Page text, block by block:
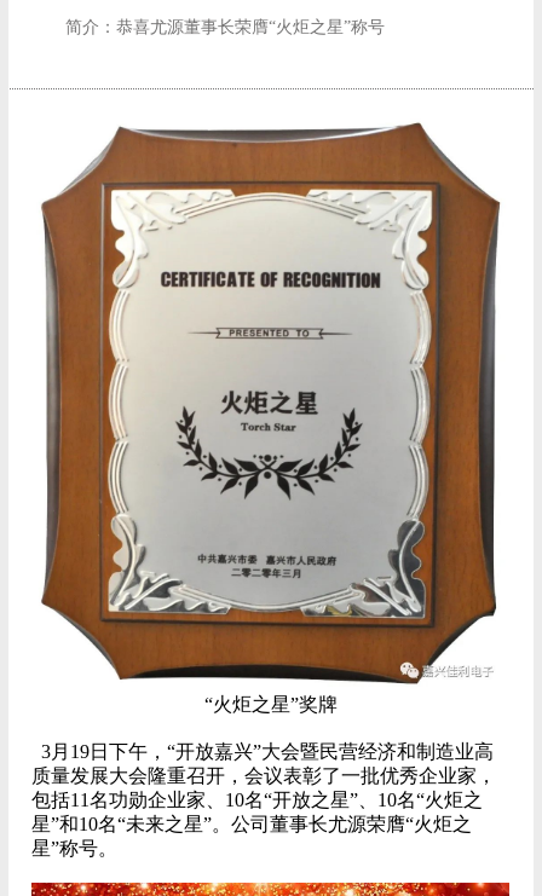
简介： 恭喜尤源董事长荣膺“火炬之星”称号
“火炬之星”奖牌
3月19日下午，“开放嘉兴”大会暨民营经济和制造业高
质量发展大会隆重召开，会议表彰了一批优秀企业家，
包括11名功勋企业家、10名“开放之星”、10名“火炬之
星”和10名“未来之星”。公司董事长尤源荣膺“火炬之
星”称号。